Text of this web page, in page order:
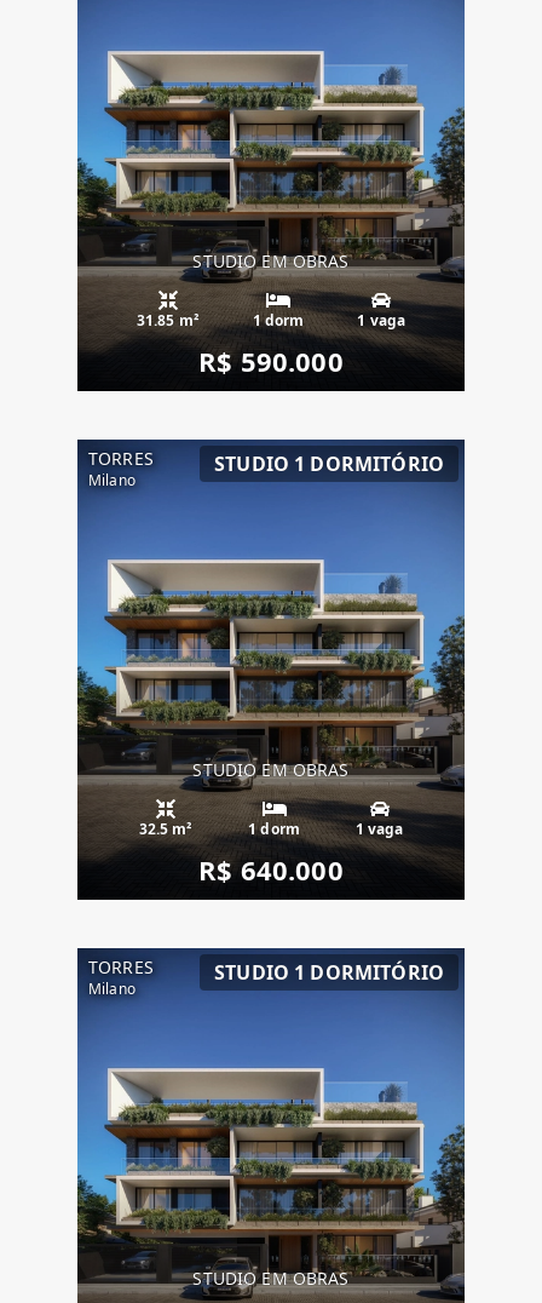
STUDIO EM OBRAS
31.85 m² 1 dorm 1 vaga
R$ 590.000
TORRES
Milano
STUDIO 1 DORMITÓRIO
STUDIO EM OBRAS
32.5 m² 1 dorm 1 vaga
R$ 640.000
TORRES
Milano
STUDIO 1 DORMITÓRIO
STUDIO EM OBRAS